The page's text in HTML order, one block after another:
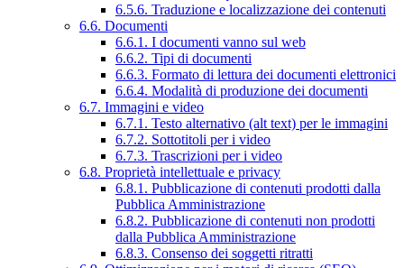
6.5.6. Traduzione e localizzazione dei contenuti
6.6. Documenti
6.6.1. I documenti vanno sul web
6.6.2. Tipi di documenti
6.6.3. Formato di lettura dei documenti elettronici
6.6.4. Modalità di produzione dei documenti
6.7. Immagini e video
6.7.1. Testo alternativo (alt text) per le immagini
6.7.2. Sottotitoli per i video
6.7.3. Trascrizioni per i video
6.8. Proprietà intellettuale e privacy
6.8.1. Pubblicazione di contenuti prodotti dalla
Pubblica Amministrazione
6.8.2. Pubblicazione di contenuti non prodotti
dalla Pubblica Amministrazione
6.8.3. Consenso dei soggetti ritratti